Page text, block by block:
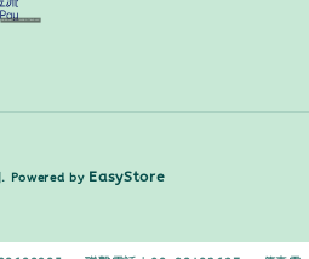
Powered by EasyStore